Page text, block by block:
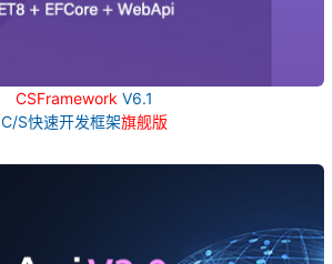
CSFramework V6.1
C/S快速开发框架旗舰版